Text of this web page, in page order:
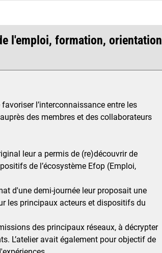
l'emploi, formation, orientation
l’interconnaissance entre les
des membres et des collaborateurs
leur a permis de (re)découvrir de
de l’écosystème Efop (Emploi,
d'une demi-journée leur proposait une
les principaux acteurs et dispositifs du
des principaux réseaux, à décrypter
L’atelier avait également pour objectif de